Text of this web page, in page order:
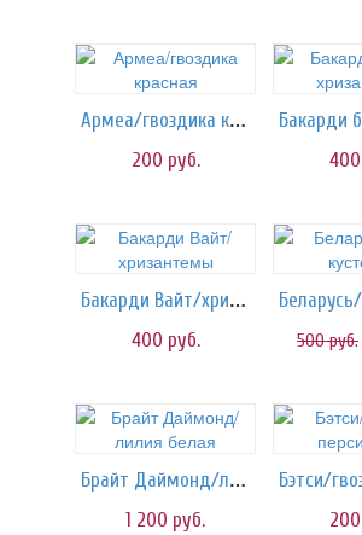
Армеа/гвоздика красная
200 руб. 400
Бакарди Вайт/хризантемы
400 руб. 500руб.
Брайт Даймонд/лилия белая
1 200 руб. 200